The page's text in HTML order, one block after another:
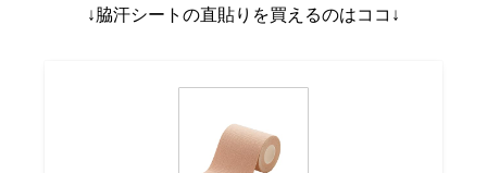
↓脇汗シートの直貼りを買えるのはココ↓